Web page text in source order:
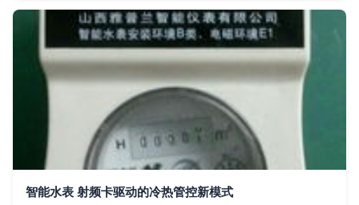
智能水表 射频卡驱动的冷热管控新模式